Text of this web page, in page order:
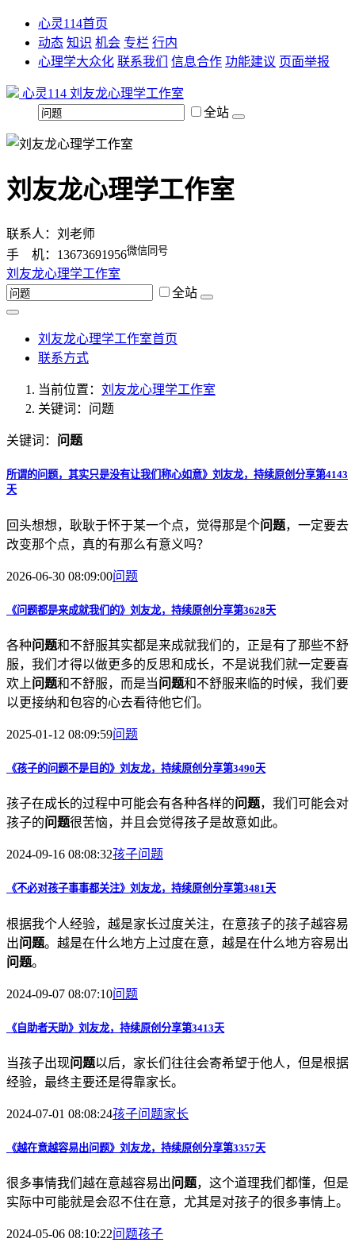
心灵114首页
动态 知识 机会 专栏 行内
心理学大众化 联系我们 信息合作 功能建议 页面举报
心灵114 刘友龙心理学工作室
全站
刘友龙心理学工作室
联系人：刘老师
手 机：13673691956微信同号
刘友龙心理学工作室
全站
刘友龙心理学工作室首页
联系方式
当前位置： 刘友龙心理学工作室
关键词：问题
关键词： 问题
所谓的问题，其实只是没有让我们称心如意》刘友龙，持续原创分享第4143
天
回头想想，耿耿于怀于某一个点，觉得那是个问题，一定要去
改变那个点，真的有那么有意义吗？
2026-06-30 08:09:00问题
《问题都是来成就我们的》刘友龙，持续原创分享第3628天
各种问题和不舒服其实都是来成就我们的，正是有了那些不舒
服，我们才得以做更多的反思和成长，不是说我们就一定要喜
欢上问题和不舒服，而是当问题和不舒服来临的时候，我们要
以更接纳和包容的心去看待他它们。
2025-01-12 08:09:59问题
《孩子的问题不是目的》刘友龙，持续原创分享第3490天
孩子在成长的过程中可能会有各种各样的问题，我们可能会对
孩子的问题很苦恼，并且会觉得孩子是故意如此。
2024-09-16 08:08:32孩子问题
《不必对孩子事事都关注》刘友龙，持续原创分享第3481天
根据我个人经验，越是家长过度关注，在意孩子的孩子越容易
出问题。越是在什么地方上过度在意，越是在什么地方容易出
问题。
2024-09-07 08:07:10问题
《自助者天助》刘友龙，持续原创分享第3413天
当孩子出现问题以后，家长们往往会寄希望于他人，但是根据
经验，最终主要还是得靠家长。
2024-07-01 08:08:24孩子问题家长
《越在意越容易出问题》刘友龙，持续原创分享第3357天
很多事情我们越在意越容易出问题，这个道理我们都懂，但是
实际中可能就是会忍不住在意，尤其是对孩子的很多事情上。
2024-05-06 08:10:22问题孩子